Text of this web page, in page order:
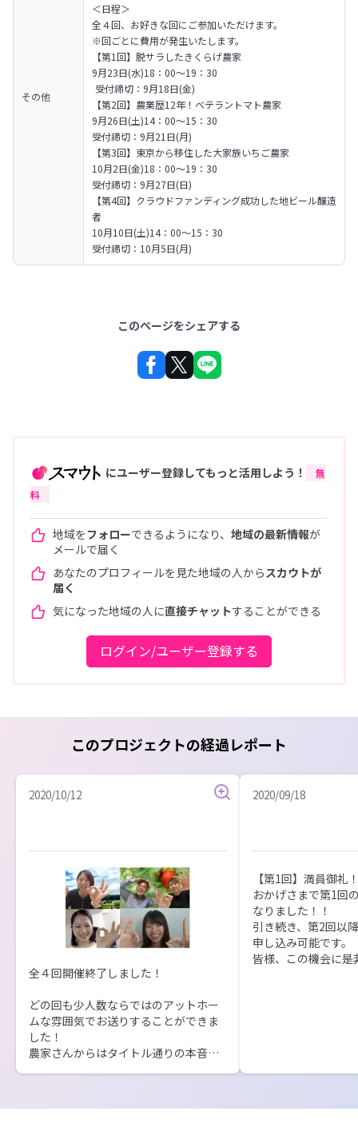
その他
＜日程＞
全４回、お好きな回にご参加いただけます。
※回ごとに費用が発生いたします。
【第1回】脱サラしたきくらげ農家
9月23日(水)18：00～19：30
【第2回】農業歴12年！ベテラントマト農家
9月26日(土)14：00～15：30
受付締切：9月21日(月)
【第3回】東京から移住した大家族いちご農家
10月2日(金)18：00～19：30
受付締切：9月27日(日)
【第4回】クラウドファンディング成功した地ビール醸造
者
10月10日(土)14：00～15：30
受付締切：10月5日(月)
このページをシェアする
にユーザー登録してもっと活用しよう！
無
料
地域をフォローできるようになり、 地域の最新情報が
メールで届く
あなたのプロフィールを見た地域の人から スカウトが
届く
気になった地域の人に直接チャットすることができる
ログイン/ユーザー登録する
このプロジェクトの経過レポート
2020/10/12
全４回開催終了しました！
どの回も少人数ならではのアットホー
ムな雰囲気でお送りすることができま
した！
農家さんからはタイトル通りの本音ト
2020/09/18
【第1回】満員御礼
おかげさまで第1回
なりました！！
引き続き、第2回以
申し込み可能です。
皆様、この機会に是